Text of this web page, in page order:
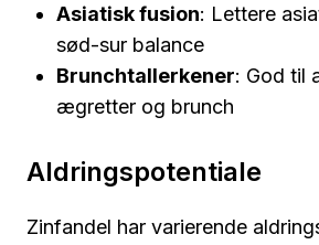
Asiatisk fusion: Lettere
sød-sur balance
Brunchtallerkener: God til
ægretter og brunch
Aldringspotentiale
Zinfandel har varierende